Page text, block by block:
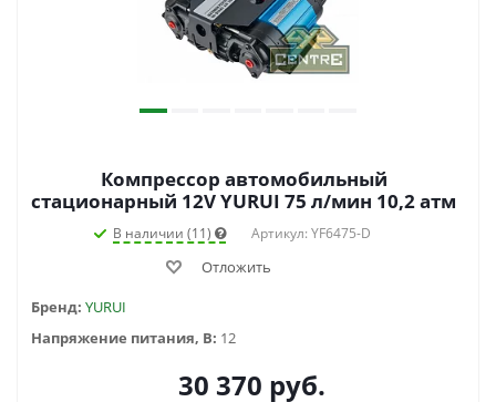
Компрессор автомобильный
стационарный 12V YURUI 75 л/мин 10,2 атм
В наличии (11) Артикул: YF6475-D
Отложить
Бренд: YURUI
Напряжение питания, В: 12
30 370 руб.